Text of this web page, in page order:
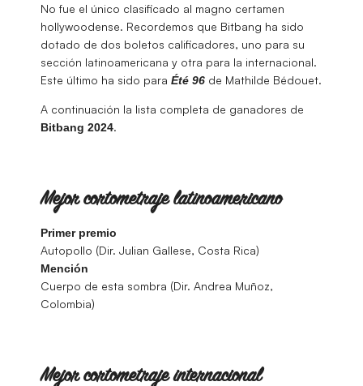
No fue el único clasificado al magno certamen
hollywoodense. Recordemos que Bitbang ha sido
dotado de dos boletos calificadores, uno para su
sección latinoamericana y otra para la internacional.
Este último ha sido para Été 96 de Mathilde Bédouet.
A continuación la lista completa de ganadores de
Bitbang 2024.
Mejor cortometraje latinoamericano
Primer premio
Autopollo (Dir. Julian Gallese, Costa Rica)
Mención
Cuerpo de esta sombra (Dir. Andrea Muñoz,
Colombia)
Mejor cortometraje internacional